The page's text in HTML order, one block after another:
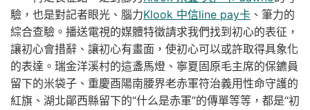
驗，也是對記者眼光、腦力Klook 中信line pay卡 、筆力的
綜合查驗。播送電視的媒體特徵請求我們找到初心的表征，
讓初心會措辭、讓初心有畫面，使初心可以或許取得具象化
的表達。瑞金洋溪村的這盞馬燈、寧夏固原毛主席的保鑣員
留下的米袋子、重慶酉陽南腰界老赤軍符治義用性命守護的
紅旗、湖北鄖西縣留下的“什么是赤軍”的傳單等等，都是“初